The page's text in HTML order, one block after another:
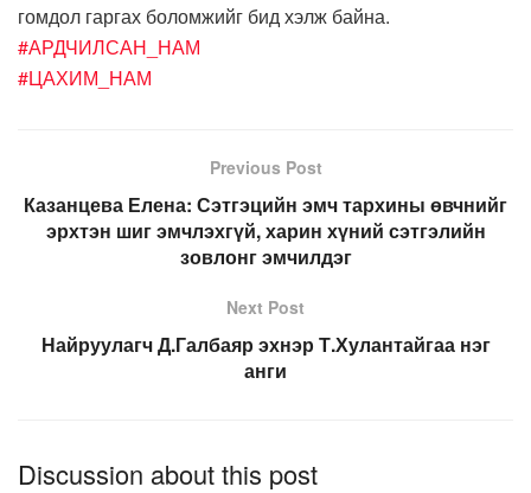
гомдол гаргах боломжийг бид хэлж байна.
#АРДЧИЛСАН_НАМ
#ЦАХИМ_НАМ
Previous Post
Казанцева Елена: Сэтгэцийн эмч тархины өвчнийг
эрхтэн шиг эмчлэхгүй, харин хүний ​​сэтгэлийн
зовлонг эмчилдэг
Next Post
Найруулагч Д.Галбаяр эхнэр Т.Хулантайгаа нэг
анги
Discussion about this post